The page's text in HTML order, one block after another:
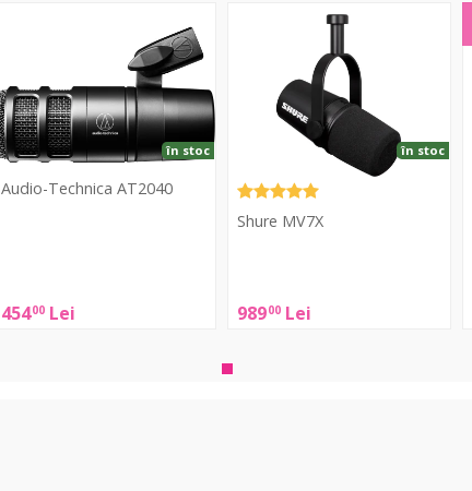
Audio-Technica AT2040
45400 Lei
în stoc
Shure MV7X
98900 Lei
în stoc